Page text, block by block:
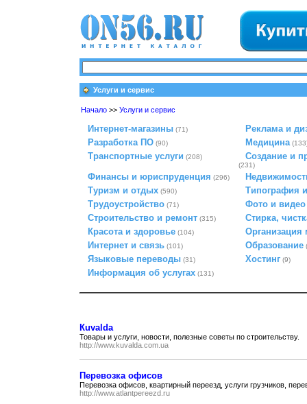
Услуги и сервис
Начало >> Услуги и сервис
Интернет-магазины (71)
Реклама и
Разработка ПО (90) Медицина
Транспортные услуги (208) Создание и
(231)
Финансы и юриспруденция (296)
Туризм и отдых (590)
Типография
Трудоустройство (71)
Фото и
Строительство и ремонт (315)
Стирка,
Красота и здоровье (104)
Организация
Интернет и связь (101) Образование
Языковые переводы (31) Хостинг (9)
Информация об услугах (131)
Кuvalda
Товары и услуги, новости, полезные советы по строительству.
http://www.kuvalda.com.ua
Перевозка офисов
Перевозка офисов, квартирный переезд, услуги грузчиков,
http://www.atlantpereezd.ru